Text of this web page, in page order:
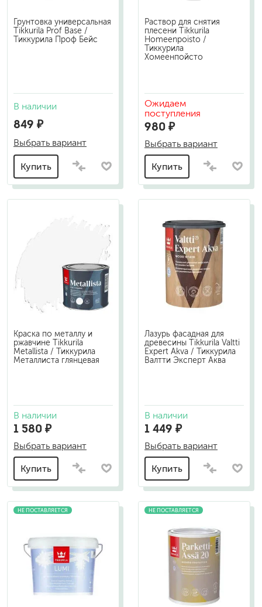
Грунтовка универсальная
Tikkurila Prof Base /
Тиккурила Проф Бейс
В наличии
849 ₽
Выбрать вариант
Купить
Раствор для снятия
плесени Tikkurila
Homeenpoisto /
Тиккурила
Хомеенпойсто
Ожидаем
поступления
980 ₽
Выбрать вариант
Купить
Краска по металлу и
ржавчине Tikkurila
Metallista / Тиккурила
Металлиста глянцевая
В наличии
1 580 ₽
Выбрать вариант
Купить
Лазурь фасадная для
древесины Tikkurila Valtti
Expert Akva / Тиккурила
Валтти Эксперт Аква
В наличии
1 449 ₽
Выбрать вариант
Купить
НЕ ПОСТАВЛЯЕТСЯ НЕ ПОСТАВЛЯЕТСЯ